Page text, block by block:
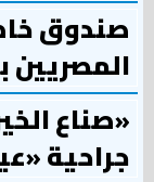
صندوق
المصريين
جراحية